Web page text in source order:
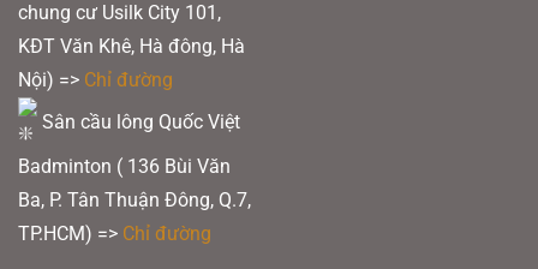
chung cư Usilk City 101,
KĐT Văn Khê, Hà đông, Hà
Nội) => Chỉ đường
Sân cầu lông Quốc Việt
Badminton ( 136 Bùi Văn
Ba, P. Tân Thuận Đông, Q.7,
TP.HCM) => Chỉ đường